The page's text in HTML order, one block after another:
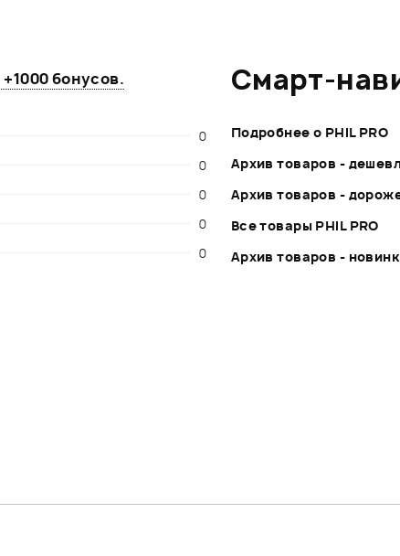
+1000 бонусов.
0
0
0
0
0
Смарт-
Подробнее о PHIL PRO
Архив товаров -
Архив товаров -
Все товары PHIL PRO
Архив товаров -